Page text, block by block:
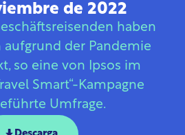
de 2022
haben
aufgrund der Pandemie
so eine von Ipsos im
Smart“-Kampagne
Umfrage.